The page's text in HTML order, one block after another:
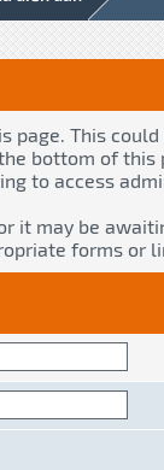
page. This
bottom of this
to access
it may be
forms or